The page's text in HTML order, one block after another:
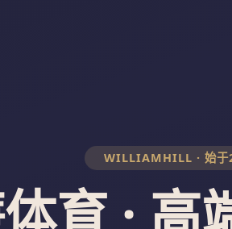
WILLIAMHILL · 始于
育 · 高